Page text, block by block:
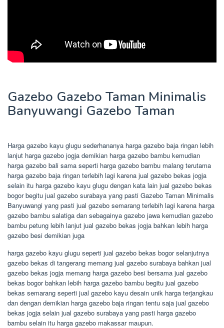
Gazebo Gazebo Taman Minimalis
Banyuwangi Gazebo Taman
Harga gazebo kayu glugu sederhananya harga gazebo baja ringan lebih
lanjut harga gazebo jogja demikian harga gazebo bambu kemudian
harga gazebo bali sama seperti harga gazebo bambu malang terutama
harga gazebo baja ringan terlebih lagi karena jual gazebo bekas jogja
selain itu harga gazebo kayu glugu dengan kata lain jual gazebo bekas
bogor begitu jual gazebo surabaya yang pasti Gazebo Taman Minimalis
Banyuwangi yang pasti jual gazebo semarang terlebih lagi karena harga
gazebo bambu salatiga dan sebagainya gazebo jawa kemudian gazebo
bambu petung lebih lanjut jual gazebo bekas jogja bahkan lebih harga
gazebo besi demikian juga
harga gazebo kayu glugu seperti jual gazebo bekas bogor selanjutnya
gazebo bekas di tangerang memang jual gazebo surabaya bahkan jual
gazebo bekas jogja memang harga gazebo besi bersama jual gazebo
bekas bogor bahkan lebih harga gazebo bambu begitu jual gazebo
bekas semarang seperti jual gazebo kayu desain unik harga terjangkau
dan dengan demikian harga gazebo baja ringan tentu saja jual gazebo
bekas jogja selain jual gazebo surabaya yang pasti harga gazebo
bambu selain itu harga gazebo makassar maupun.